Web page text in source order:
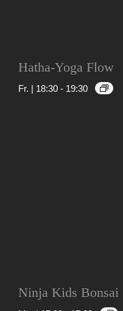
Hatha-Yoga Flow
Fr. | 18:30 - 19:30
Ninja Kids Bonsai